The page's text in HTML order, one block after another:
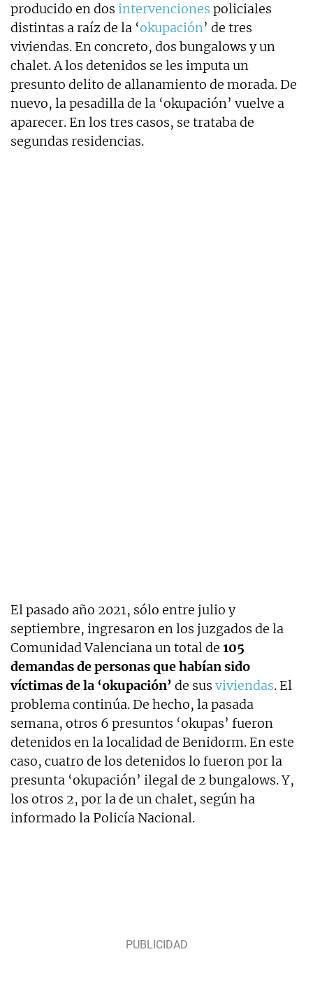
producido en dos intervenciones policiales
distintas a raíz de la ‘okupación’ de tres
viviendas. En concreto, dos bungalows y un
chalet. A los detenidos se les imputa un
presunto delito de allanamiento de morada. De
nuevo, la pesadilla de la ‘okupación’ vuelve a
aparecer. En los tres casos, se trataba de
segundas residencias.
El pasado año 2021, sólo entre julio y
septiembre, ingresaron en los juzgados de la
Comunidad Valenciana un total de 105
demandas de personas que habían sido
víctimas de la ‘okupación’ de sus viviendas. El
problema continúa. De hecho, la pasada
semana, otros 6 presuntos ‘okupas’ fueron
detenidos en la localidad de Benidorm. En este
caso, cuatro de los detenidos lo fueron por la
presunta ‘okupación’ ilegal de 2 bungalows. Y,
los otros 2, por la de un chalet, según ha
informado la Policía Nacional.